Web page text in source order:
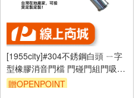
[1955city]#304不銹鋼白頭 ㄧ字
型橡膠消音門檔 門碰門組門吸打
孔款1101-c [不銹鋼白頭 50mm]
贈OPENPOINT